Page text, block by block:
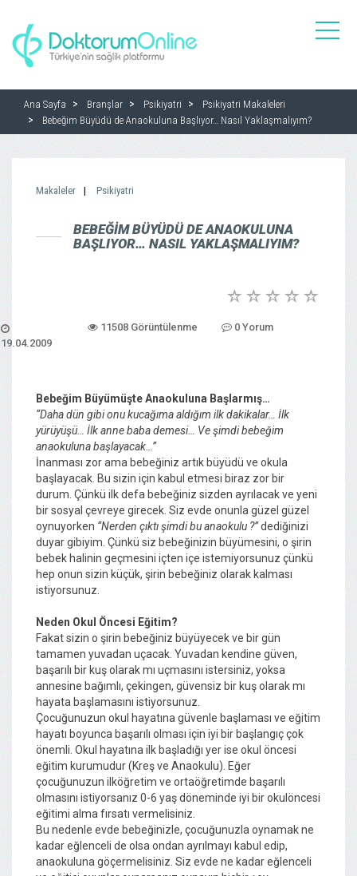
toggle
Ana Sayfa Branşlar Psikiyatri
Psikiyatri Makaleleri
Bebeğim Büyüdü de Anaokuluna Başlıyor… Nasıl Yaklaşmalıyım?
Makaleler Psikiyatri
BEBEĞIM BÜYÜDÜ DE ANAOKULUNA
BAŞLIYOR… NASIL YAKLAŞMALIYIM?
19.04.2009
11508 Görüntülenme 0 Yorum
Bebeğim Büyümüşte Anaokuluna Başlarmış…
“Daha dün gibi onu kucağıma aldığım ilk dakikalar… İlk
yürüyüşü… İlk anne baba demesi… Ve şimdi bebeğim
anaokuluna başlayacak…”
İnanması zor ama bebeğiniz artık büyüdü ve okula
başlayacak. Bu sizin için kabul etmesi biraz zor bir
durum. Çünkü ilk defa bebeğiniz sizden ayrılacak ve yeni
bir sosyal çevreye girecek. Siz evde onunla güzel güzel
oynuyorken “Nerden çıktı şimdi bu anaokulu ?”dediğinizi
duyar gibiyim. Çünkü siz bebeğinizin büyümesini, o şirin
bebek halinin geçmesini içten içe istemiyorsunuz çünkü
hep onun sizin küçük, şirin bebeğiniz olarak kalması
istiyorsunuz.
Neden Okul Öncesi Eğitim?
Fakat sizin o şirin bebeğiniz büyüyecek ve bir gün
tamamen yuvadan uçacak. Yuvadan kendine güven,
başarılı bir kuş olarak mı uçmasını istersiniz, yoksa
annesine bağımlı, çekingen, güvensiz bir kuş olarak mı
hayata başlamasını istiyorsunuz.
Çocuğunuzun okul hayatına güvenle başlaması ve eğitim
hayatı boyunca başarılı olması için iyi bir başlangıç çok
önemli. Okul hayatına ilk başladığı yer ise okul öncesi
eğitim kurumudur (Kreş ve Anaokulu). Eğer
çocuğunuzun ilköğretim ve ortaöğretimde başarılı
olmasını istiyorsanız 0-6 yaş döneminde iyi bir okulöncesi
eğitimi alma fırsatı vermelisiniz.
Bu nedenle evde bebeğinizle, çocuğunuzla oynamak ne
kadar eğlenceli de olsa ondan ayrılmayı kabul edip,
anaokuluna göçermelisiniz. Siz evde ne kadar eğlenceli